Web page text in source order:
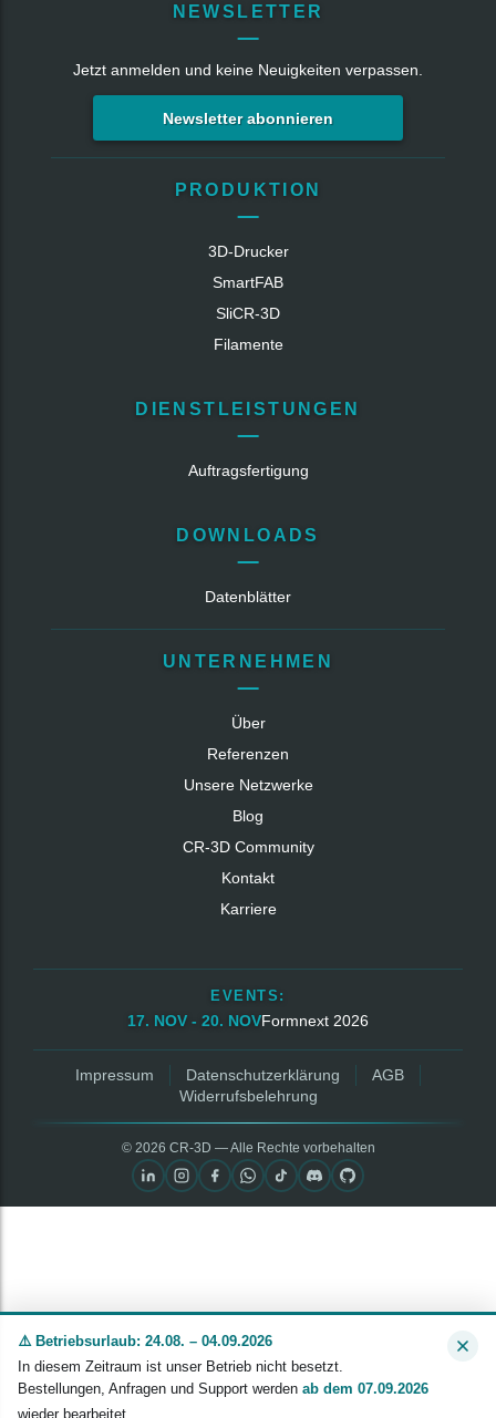
NEWSLETTER
Jetzt anmelden und keine Neuigkeiten verpassen.
Newsletter abonnieren
PRODUKTION
3D-Drucker
SmartFAB
SliCR‑3D
Filamente
DIENSTLEISTUNGEN
Auftragsfertigung
DOWNLOADS
Datenblätter
UNTERNEHMEN
Über
Referenzen
Unsere Netzwerke
Blog
CR‑3D Community
Kontakt
Karriere
EVENTS:
17. NOV - 20. NOVFormnext 2026
Impressum Datenschutzerklärung
AGB
Widerrufsbelehrung
© 2026 CR‑3D — Alle Rechte vorbehalten
⚠️ Betriebsurlaub: 24.08. – 04.09.2026
In diesem Zeitraum ist unser Betrieb nicht besetzt.
Bestellungen, Anfragen und Support werden ab dem 07.09.2026
wieder bearbeitet.